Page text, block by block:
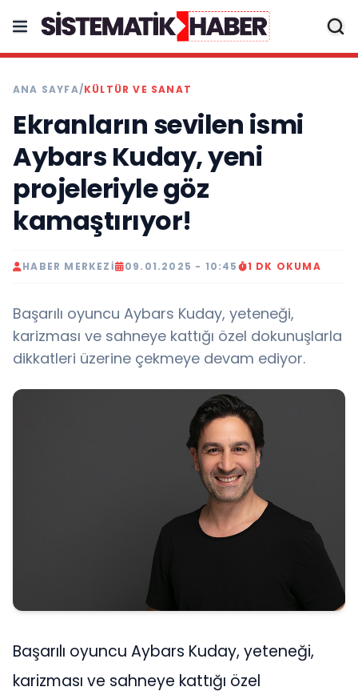
ANA SAYFA/KÜLTÜR VE SANAT
Ekranların sevilen ismi
Aybars Kuday, yeni
projeleriyle göz
kamaştırıyor!
HABER MERKEZI 09.01.2025 - 10:45 1 DK OKUMA
Başarılı oyuncu Aybars Kuday, yeteneği,
karizması ve sahneye kattığı özel dokunuşlarla
dikkatleri üzerine çekmeye devam ediyor.
Başarılı oyuncu Aybars Kuday, yeteneği,
karizması ve sahneye kattığı özel